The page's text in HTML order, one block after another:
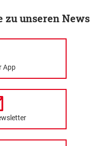
zu unseren News
App